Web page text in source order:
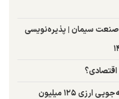
صنعت سیمان | پذیره‌نویسی
ساخت داخل ۹ همتی در مس؛ صرفه‌جویی ارزی ۱۲۵ میلیون